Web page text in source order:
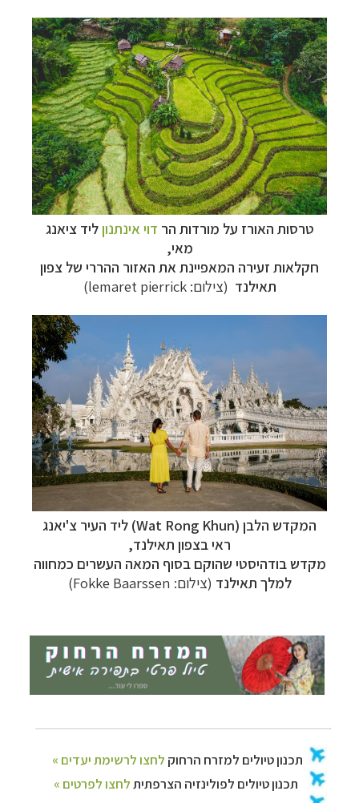
טרסות האורז על מורדות הר דוי אינתנוןליד ציאנג
מאי,
חקלאות זעירה המאפיינת את האזור ההררי של צפון
תאילנד (צילום: lemaret pierrick)
המקדש הלבן (Wat Rong Khun) ליד העיר צ'יאנג
ראי בצפון תאילנד,
מקדש בודהיסטי שהוקם בסוף המאה העשרים כמחווה
למלך תאילנד (צילום: Fokke Baarssen)
תכנון טיולים למזרח הרחוק לחצו לרשימת יעדים »
לחצו לרשימת